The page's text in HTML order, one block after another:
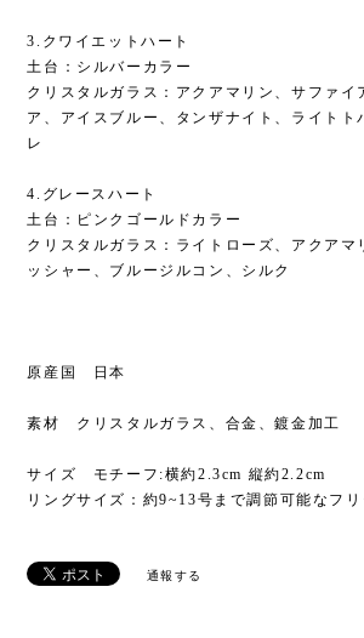
3.クワイエットハート
土台：シルバーカラー
クリスタルガラス：アクアマリン、サファイ
ア、アイスブルー、タンザナイト、ライトト
レ
4.グレースハート
土台：ピンクゴールドカラー
クリスタルガラス：ライトローズ、アクアマ
ッシャー、ブルージルコン、シルク
原産国 日本
素材 クリスタルガラス、合金、鍍金加工
サイズ モチーフ:横約2.3cm 縦約2.2cm
リングサイズ：約9~13号まで調節可能なフリ
通報する